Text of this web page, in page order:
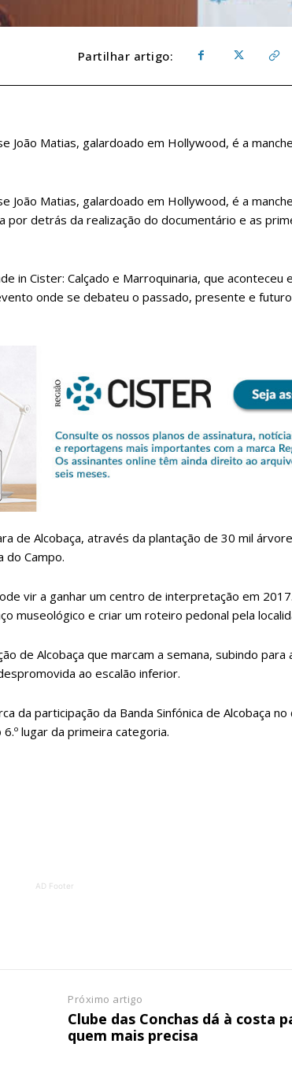
Planos de
se assinante do Região de Cister e ajude-nos a
Sendo assinante terá acesso a todos os conteúdos exclusivos
Escolha o plano de assinatura desejado:
€
entregue à Quinta-feira
online
Exclusivos para
Partilhar artigo:
João Matias, galardoado em Hollywood, é a
João Matias, galardoado em Hollywood, é a
por detrás da realização do documentário e as
in Cister: Calçado e Marroquinaria, que aconteceu
onde se debateu o passado, presente e
de Alcobaça, através da plantação de 30 mil
do Campo.
vir a ganhar um centro de interpretação em
museológico e criar um roteiro pedonal pela
de Alcobaça que marcam a semana, subindo para
ao escalão inferior.
da participação da Banda Sinfónica de Alcobaça no
lugar da primeira categoria.
AD Footer
Próximo artigo
Clube das Conchas dá à costa
quem mais precisa